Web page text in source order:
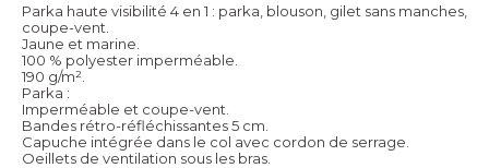
Parka haute visibilité 4 en 1 : parka, blouson, gilet sans manches,
coupe-vent.
Jaune et marine.
100 % polyester imperméable.
190 g/m².
Parka :
Imperméable et coupe-vent.
Bandes rétro-réfléchissantes 5 cm.
Capuche intégrée dans le col avec cordon de serrage.
Oeillets de ventilation sous les bras.